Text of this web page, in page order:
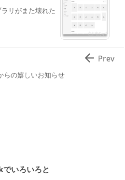
リがまた壊れた
らの嬉しいお知らせ
 Prev
いろいろと